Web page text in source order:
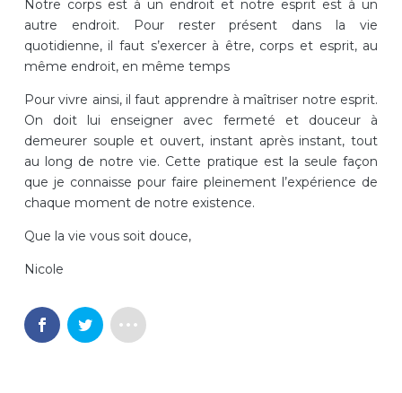
Notre corps est à un endroit et notre esprit est à un
autre endroit. Pour rester présent dans la vie
quotidienne, il faut s’exercer à être, corps et esprit, au
même endroit, en même temps
Pour vivre ainsi, il faut apprendre à maîtriser notre esprit.
On doit lui enseigner avec fermeté et douceur à
demeurer souple et ouvert, instant après instant, tout
au long de notre vie. Cette pratique est la seule façon
que je connaisse pour faire pleinement l’expérience de
chaque moment de notre existence.
Que la vie vous soit douce,
Nicole